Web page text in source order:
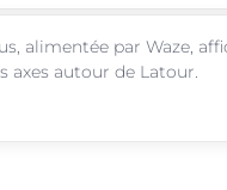
alimentée par Waze,
axes autour de Latour.